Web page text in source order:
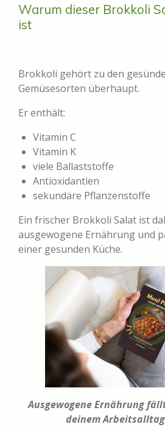
Warum dieser Brokkoli
ist
Brokkoli gehört zu den
Gemüsesorten überhaupt.
Er enthält:
Vitamin C
Vitamin K
viele Ballaststoffe
Antioxidantien
sekundäre Pflanzenstoffe
Ein frischer Brokkoli Salat ist
ausgewogene Ernährung und
einer gesunden Küche.
Ausgewogene Ernährung
deinem